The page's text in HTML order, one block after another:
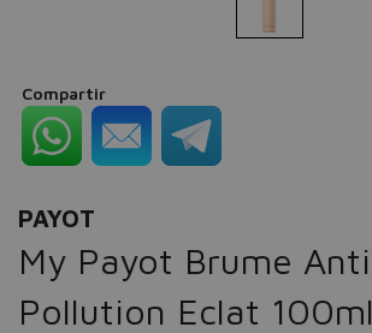
Compartir
PAYOT
My Payot Brume Anti
Pollution Eclat 100ml